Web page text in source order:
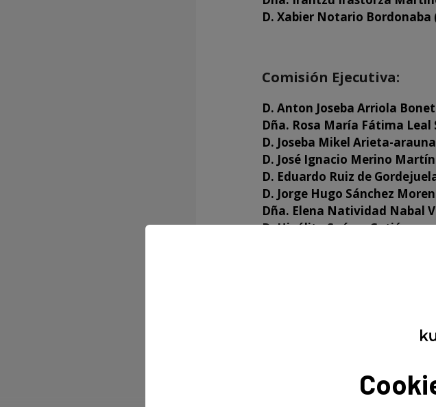
D. Xabier Notario Bordonaba
Comisión Ejecutiva:
D. Anton Joseba Arriola
Dña. Rosa María Fátima Leal
D. Joseba Mikel Arieta-
D. José Ignacio Merino Martín
D. Eduardo Ruiz de
D. Jorge Hugo Sánchez
Dña. Elena Natividad Nabal
D. Hipólito Suárez Gutiérrez
Comisión de
Dña. María Manuela
D. Alexander Bidetxea